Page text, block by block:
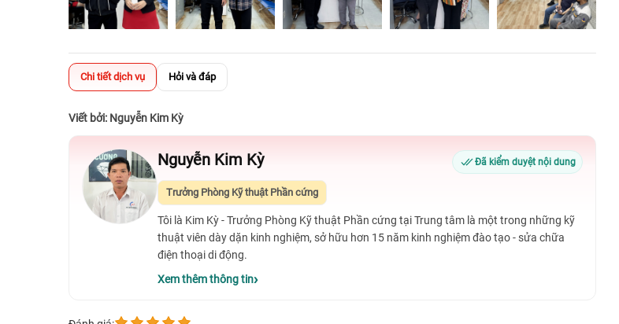
Chi tiết dịch vụ Hỏi và đáp
Viết bởi: Nguyễn Kim Kỳ
Nguyễn Kim Kỳ Đã kiểm duyệt nội dung
Trưởng Phòng Kỹ thuật Phần cứng
Tôi là Kim Kỳ - Trưởng Phòng Kỹ thuật Phần cứng tại Trung tâm là một trong những kỹ
thuật viên dày dặn kinh nghiệm, sở hữu hơn 15 năm kinh nghiệm đào tạo - sửa chữa
điện thoại di động.
Xem thêm thông tin